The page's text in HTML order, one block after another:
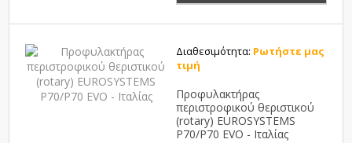
Διαθεσιμότητα: Ρωτήστε μας
τιμή
Προφυλακτήρας
περιστροφικού θεριστικού
(rotary) EUROSYSTEMS
P70/P70 EVO - Ιταλίας